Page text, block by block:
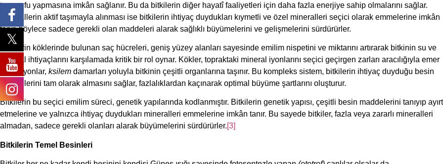
tasarrufu yapmasına imkân sağlanır. Bu da bitkilerin diğer hayatî faaliyetleri için daha fazla enerjiye sahip olmalarını sağlar.
Minerallerin aktif taşımayla alınması ise bitkilerin ihtiyaç duydukları kıymetli ve özel mineralleri seçici olarak emmelerine imkân
tanır, böylece sadece gerekli olan maddeleri alarak sağlıklı büyümelerini ve gelişmelerini sürdürürler.
Bitkilerin köklerinde bulunan saç hücreleri, geniş yüzey alanları sayesinde emilim nispetini ve miktarını artırarak bitkinin su ve
mineral ihtiyaçlarını karşılamada kritik bir rol oynar. Kökler, topraktaki mineral iyonlarını seçici geçirgen zarları aracılığıyla emer
ve bu iyonlar, ksilem damarları yoluyla bitkinin çeşitli organlarına taşınır. Bu kompleks sistem, bitkilerin ihtiyaç duyduğu besin
maddelerini tam olarak almasını sağlar, fazlalıklardan kaçınarak optimal büyüme şartlarını oluşturur.
Bitkilerin bu seçici emilim süreci, genetik yapılarında kodlanmıştır. Bitkilerin genetik yapısı, çeşitli besin maddelerini tanıyıp ayırt
etmelerine ve yalnızca ihtiyaç duydukları mineralleri emmelerine imkân tanır. Bu sayede bitkiler, fazla veya zararlı mineralleri
almadan, sadece gerekli olanları alarak büyümelerini sürdürürler.[3]
Bitkilerin Temel Besinleri